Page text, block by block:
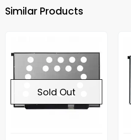
Similar Products
Sold Out